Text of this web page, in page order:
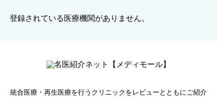
登録されている医療機関がありません。
統合医療・再生医療を行うクリニックをレビューとともにご紹介